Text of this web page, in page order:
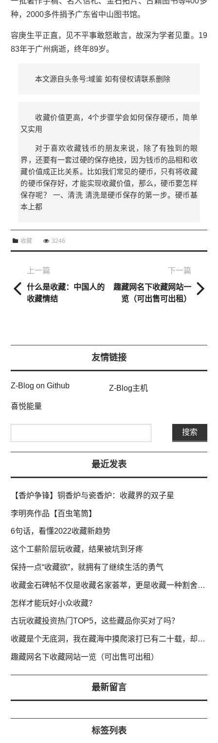
种，2000多件捐予广东省中山图书馆。
容庚生平正直，见不平事敢怒敢言，故深为学者见重。19
83年于广州病逝，终年89岁。
本文源自头条号:域鉴 如有侵权请联系删除
收藏价值更高，4个步骤学会如何保存硬币，简单
又实用
对于喜欢收藏钱币的朋友来说，除了有独到的眼
界，还要有一套过硬的保存绝技，因为钱币的品相和收
藏价值成正比关系。比如我们常见的硬币，只有将收藏
的硬币保存好，才能实现收藏价值，那么，硬币要怎样
保存呢？ 一、清洗 清洗是硬币保存的第一步。硬币基
本上都
收藏 3246
上一篇
什么是收藏：中国人的
收藏情结
下一篇
趣藏网名下收藏网站一
览（可出售可出租）
友情链接
Z-Blog on Github Z-Blog主机
喜悦能量
最近发表
【香炉争锋】铜香炉与瓷香炉：收藏界的双子星
李明亮作品【百虫笔筒】
6句话，看懂2022收藏新趋势
这个工薪阶层玩收藏，结果被坑到牙疼
保持一点“收藏欲”，就拥有了继续生活的勇气
收藏金石碑帖不仅是收藏名家荟萃，更是收藏一种割舍不断的情怀
怎样才能玩好小众收藏？
古玩收藏投资热门TOP5，这些藏品你买对了吗？
收藏是个无底洞，我在藏海中摸爬滚打已有二十载，却感觉仍在海边
趣藏网名下收藏网站一览（可出售可出租）
最新留言
标签列表